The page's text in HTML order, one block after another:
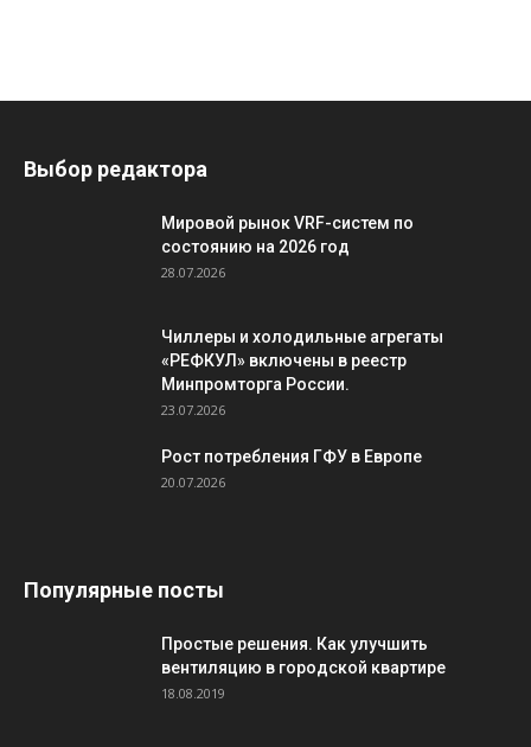
Выбор редактора
Мировой рынок VRF-систем по
состоянию на 2026 год
28.07.2026
Чиллеры и холодильные агрегаты
«РЕФКУЛ» включены в реестр
Минпромторга России.
23.07.2026
Рост потребления ГФУ в Европе
20.07.2026
Популярные посты
Простые решения. Как улучшить
вентиляцию в городской квартире
18.08.2019